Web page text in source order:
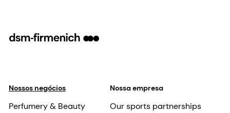
Nossos negócios
Perfumery & Beauty
Nossa empresa
Our sports partnerships